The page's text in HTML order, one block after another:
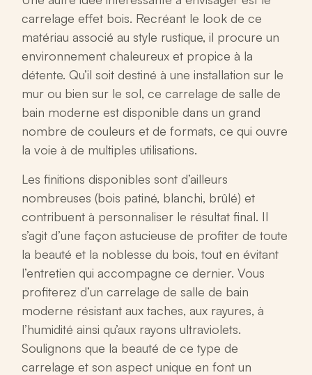
carrelage effet bois. Recréant le look de ce
matériau associé au style rustique, il procure un
environnement chaleureux et propice à la
détente. Qu’il soit destiné à une installation sur le
mur ou bien sur le sol, cecarrelage de salle de
bain moderneest disponible dans un grand
nombre de couleurs et de formats, ce qui ouvre
la voie à de multiples utilisations.
Les finitions disponibles sont d’ailleurs
nombreuses (bois patiné, blanchi, brûlé) et
contribuent à personnaliser le résultat final. Il
s’agit d’une façon astucieuse de profiter de toute
la beauté et la noblesse du bois, tout en évitant
l’entretien qui accompagne ce dernier. Vous
profiterez d’uncarrelage de salle de bain
moderne résistant aux taches, aux rayures, à
l’humidité ainsi qu’aux rayons ultraviolets.
Soulignons que la beauté de ce type de
carrelage et son aspect unique en font un